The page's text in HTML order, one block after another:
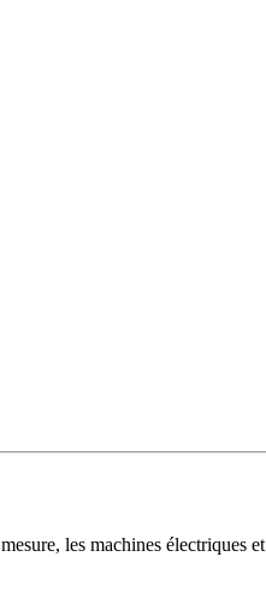
les machines électriques